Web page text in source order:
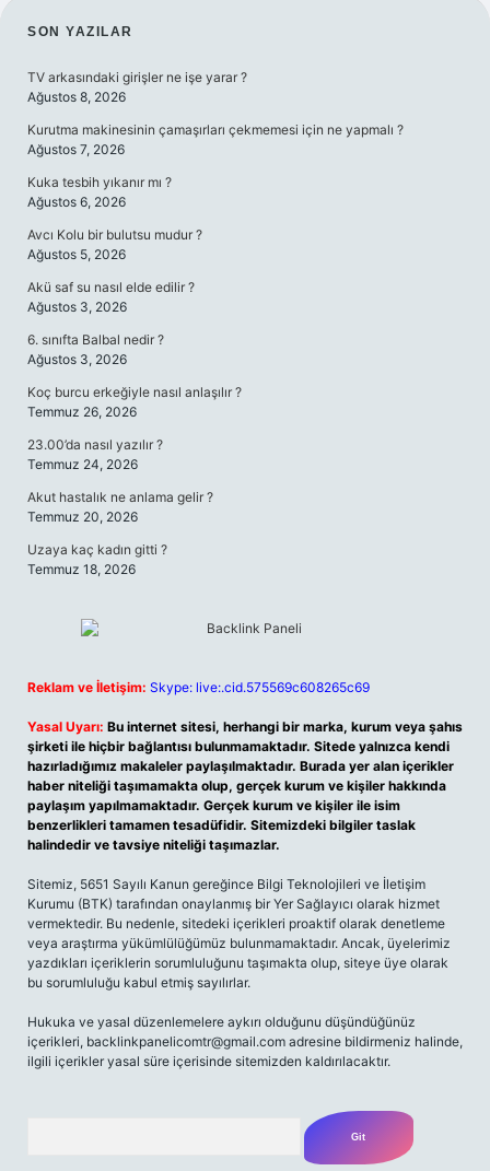
SIDEBAR
SON YAZILAR
TV arkasındaki girişler ne işe yarar ?
Ağustos 8, 2026
Kurutma makinesinin çamaşırları çekmemesi için ne yapmalı ?
Ağustos 7, 2026
Kuka tesbih yıkanır mı ?
Ağustos 6, 2026
Avcı Kolu bir bulutsu mudur ?
Ağustos 5, 2026
Akü saf su nasıl elde edilir ?
Ağustos 3, 2026
6. sınıfta Balbal nedir ?
Ağustos 3, 2026
Koç burcu erkeğiyle nasıl anlaşılır ?
Temmuz 26, 2026
23.00’da nasıl yazılır ?
Temmuz 24, 2026
Akut hastalık ne anlama gelir ?
Temmuz 20, 2026
Uzaya kaç kadın gitti ?
Temmuz 18, 2026
Reklam ve İletişim: Skype: live:.cid.575569c608265c69
Yasal Uyarı: Bu internet sitesi, herhangi bir marka, kurum veya şahıs
şirketi ile hiçbir bağlantısı bulunmamaktadır. Sitede yalnızca kendi
hazırladığımız makaleler paylaşılmaktadır. Burada yer alan içerikler
haber niteliği taşımamakta olup, gerçek kurum ve kişiler hakkında
paylaşım yapılmamaktadır. Gerçek kurum ve kişiler ile isim
benzerlikleri tamamen tesadüfidir. Sitemizdeki bilgiler taslak
halindedir ve tavsiye niteliği taşımazlar.
Sitemiz, 5651 Sayılı Kanun gereğince Bilgi Teknolojileri ve İletişim
Kurumu (BTK) tarafından onaylanmış bir Yer Sağlayıcı olarak hizmet
vermektedir. Bu nedenle, sitedeki içerikleri proaktif olarak denetleme
veya araştırma yükümlülüğümüz bulunmamaktadır. Ancak, üyelerimiz
yazdıkları içeriklerin sorumluluğunu taşımakta olup, siteye üye olarak
bu sorumluluğu kabul etmiş sayılırlar.
Hukuka ve yasal düzenlemelere aykırı olduğunu düşündüğünüz
içerikleri, backlinkpanelicomtr@gmail.com adresine bildirmeniz halinde,
ilgili içerikler yasal süre içerisinde sitemizden kaldırılacaktır.